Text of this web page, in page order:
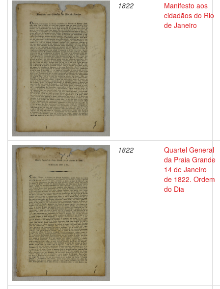
1822
Manifesto aos
cidadãos do Rio
de Janeiro
1822
Quartel General
da Praia Grande
14 de Janeiro
de 1822. Ordem
do Dia